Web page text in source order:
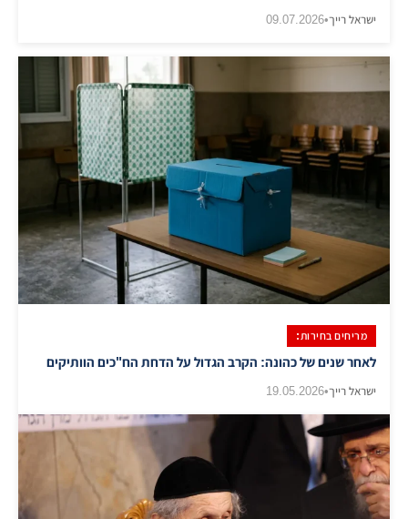
ישראל רייך•
09.07.2026
מריחים בחירות:
לאחר שנים של כהונה: הקרב הגדול על הדחת הח"כים הוותיקים
ישראל רייך•
19.05.2026